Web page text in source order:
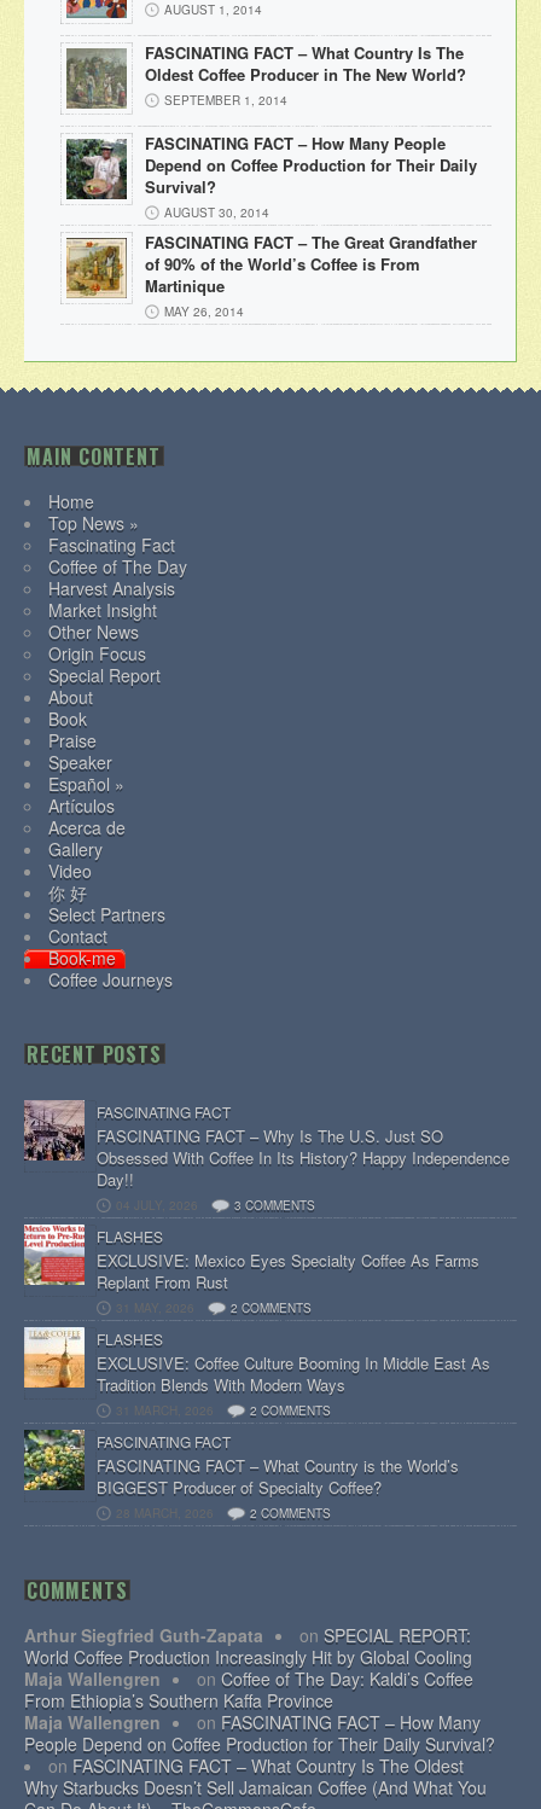
AUGUST 1, 2014
FASCINATING FACT – What Country Is The
Oldest Coffee Producer in The New World?
SEPTEMBER 1, 2014
FASCINATING FACT – How Many People
Depend on Coffee Production for Their Daily
Survival?
AUGUST 30, 2014
FASCINATING FACT – The Great Grandfather
of 90% of the World’s Coffee is From
Martinique
MAY 26, 2014
MAIN CONTENT
Home
Top News »
Fascinating Fact
Coffee of The Day
Harvest Analysis
Market Insight
Other News
Origin Focus
Special Report
About
Book
Praise
Speaker
Español »
Artículos
Acerca de
Gallery
Video
你 好
Select Partners
Contact
Book-me
Coffee Journeys
RECENT POSTS
FASCINATING FACT
FASCINATING FACT – Why Is The U.S. Just SO
Obsessed With Coffee In Its History? Happy Independence
Day!!
04 JULY, 2026 3 COMMENTS
FLASHES
EXCLUSIVE: Mexico Eyes Specialty Coffee As Farms
Replant From Rust
31 MAY, 2026 2 COMMENTS
FLASHES
EXCLUSIVE: Coffee Culture Booming In Middle East As
Tradition Blends With Modern Ways
31 MARCH, 2026 2 COMMENTS
FASCINATING FACT
FASCINATING FACT – What Country is the World’s
BIGGEST Producer of Specialty Coffee?
28 MARCH, 2026 2 COMMENTS
COMMENTS
Arthur Siegfried Guth-Zapata on SPECIAL REPORT:
World Coffee Production Increasingly Hit by Global Cooling
Maja Wallengren
on Coffee of The Day: Kaldi’s Coffee
From Ethiopia’s Southern Kaffa Province
Maja Wallengren
on FASCINATING FACT – How Many
People Depend on Coffee Production for Their Daily Survival?
Why Starbucks Doesn’t Sell Jamaican Coffee (And What You
on FASCINATING FACT – What Country Is The Oldest